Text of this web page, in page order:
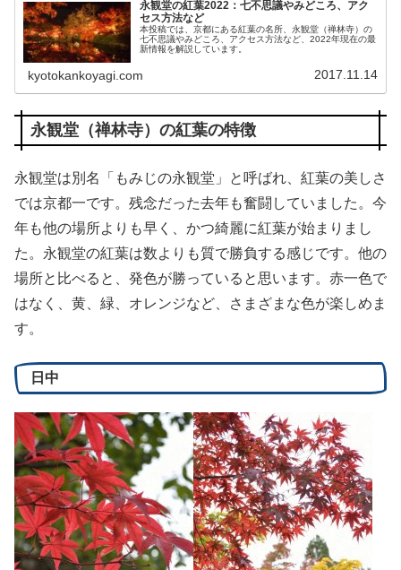
永観堂の紅葉2022：七不思議やみどころ、アク
セス方法など
本投稿では、京都にある紅葉の名所、永観堂（禅林寺）の
七不思議やみどころ、アクセス方法など、2022年現在の最
新情報を解説しています。
kyotokankoyagi.com 2017.11.14
永観堂（禅林寺）の紅葉の特徴
永観堂は別名「もみじの永観堂」と呼ばれ、紅葉の美しさ
では京都一です。残念だった去年も奮闘していました。今
年も他の場所よりも早く、かつ綺麗に紅葉が始まりまし
た。永観堂の紅葉は数よりも質で勝負する感じです。他の
場所と比べると、発色が勝っていると思います。赤一色で
はなく、黄、緑、オレンジなど、さまざまな色が楽しめま
す。
日中